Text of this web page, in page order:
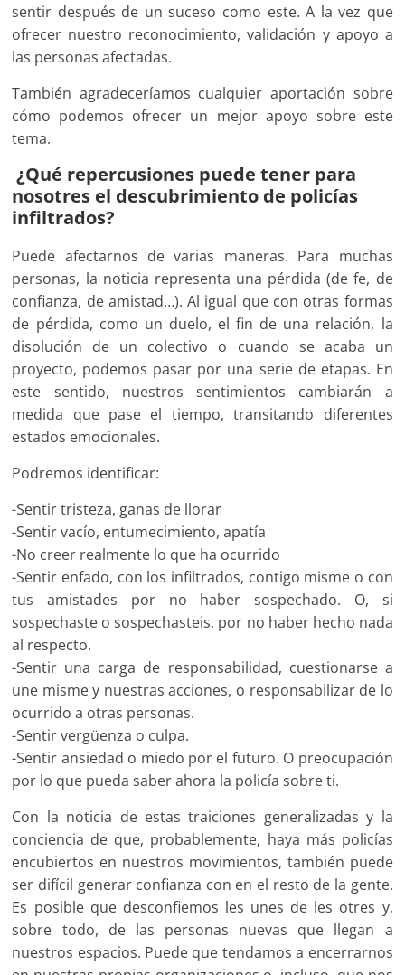
sentir después de un suceso como este. A la vez que
ofrecer nuestro reconocimiento, validación y apoyo a
las personas afectadas.
También agradeceríamos cualquier aportación sobre
cómo podemos ofrecer un mejor apoyo sobre este
tema.
¿Qué repercusiones puede tener para
nosotres el descubrimiento de policías
infiltrados?
Puede afectarnos de varias maneras. Para muchas
personas, la noticia representa una pérdida (de fe, de
confianza, de amistad…). Al igual que con otras formas
de pérdida, como un duelo, el fin de una relación, la
disolución de un colectivo o cuando se acaba un
proyecto, podemos pasar por una serie de etapas. En
este sentido, nuestros sentimientos cambiarán a
medida que pase el tiempo, transitando diferentes
estados emocionales.
Podremos identificar:
-Sentir tristeza, ganas de llorar
-Sentir vacío, entumecimiento, apatía
-No creer realmente lo que ha ocurrido
-Sentir enfado, con los infiltrados, contigo misme o con
tus amistades por no haber sospechado. O, si
sospechaste o sospechasteis, por no haber hecho nada
al respecto.
-Sentir una carga de responsabilidad, cuestionarse a
une misme y nuestras acciones, o responsabilizar de lo
ocurrido a otras personas.
-Sentir vergüenza o culpa.
-Sentir ansiedad o miedo por el futuro. O preocupación
por lo que pueda saber ahora la policía sobre ti.
Con la noticia de estas traiciones generalizadas y la
conciencia de que, probablemente, haya más policías
encubiertos en nuestros movimientos, también puede
ser difícil generar confianza con en el resto de la gente.
Es posible que desconfiemos les unes de les otres y,
sobre todo, de las personas nuevas que llegan a
nuestros espacios. Puede que tendamos a encerrarnos